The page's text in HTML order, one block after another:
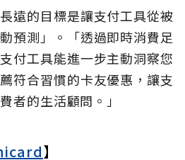
遠的目標是讓支付工具從被
預測」。「透過即時消費足
付工具能進一步主動洞察您
符合習慣的卡友優惠，讓支
者的生活顧問。」
】